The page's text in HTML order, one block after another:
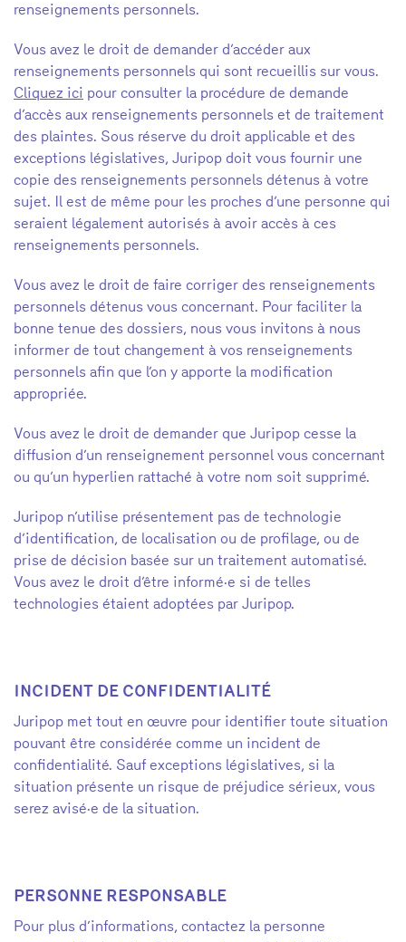
renseignements personnels.
Vous avez le droit de demander d’accéder aux
renseignements personnels qui sont recueillis sur vous.
Cliquez ici pour consulter la procédure de demande
d’accès aux renseignements personnels et de traitement
des plaintes. Sous réserve du droit applicable et des
exceptions législatives, Juripop doit vous fournir une
copie des renseignements personnels détenus à votre
sujet. Il est de même pour les proches d’une personne qui
seraient légalement autorisés à avoir accès à ces
renseignements personnels.
Vous avez le droit de faire corriger des renseignements
personnels détenus vous concernant. Pour faciliter la
bonne tenue des dossiers, nous vous invitons à nous
informer de tout changement à vos renseignements
personnels afin que l’on y apporte la modification
appropriée.
Vous avez le droit de demander que Juripop cesse la
diffusion d’un renseignement personnel vous concernant
ou qu’un hyperlien rattaché à votre nom soit supprimé.
Juripop n’utilise présentement pas de technologie
d’identification, de localisation ou de profilage, ou de
prise de décision basée sur un traitement automatisé.
Vous avez le droit d’être informé·e si de telles
technologies étaient adoptées par Juripop.
INCIDENT DE CONFIDENTIALITÉ
Juripop met tout en œuvre pour identifier toute situation
pouvant être considérée comme un incident de
confidentialité. Sauf exceptions législatives, si la
situation présente un risque de préjudice sérieux, vous
serez avisé·e de la situation.
PERSONNE RESPONSABLE
Pour plus d’informations, contactez la personne